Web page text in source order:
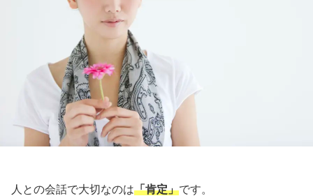
人との会話で大切なのは「肯定」です。